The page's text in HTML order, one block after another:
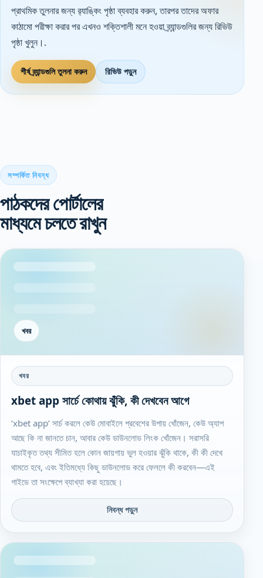
প্রাথমিক তুলনার জন্য র‌্যাঙ্কিং পৃষ্ঠা ব্যবহার করুন, তারপর তাদের অফার
কাঠামো পরীক্ষা করার পর এখনও শক্তিশালী মনে হওয়া ব্র্যান্ডগুলির জন্য রিভিউ
পৃষ্ঠা খুলুন।.
শীর্ষ ব্র্যান্ডগুলি তুলনা করুন রিভিউ পড়ুন
সম্পর্কিত নিবন্ধ
পাঠকদের পোর্টালের
মাধ্যমে চলতে রাখুন
খবর
খবর
xbet app সার্চে কোথায় ঝুঁকি, কী দেখবেন আগে
‘xbet app’ সার্চ করলে কেউ মোবাইলে প্রবেশের উপায় খোঁজেন, কেউ অ্যাপ
আছে কি না জানতে চান, আবার কেউ ডাউনলোড লিংক খোঁজেন। সরাসরি
যাচাইকৃত তথ্য সীমিত হলে কোন জায়গায় ভুল হওয়ার ঝুঁকি থাকে, কী কী দেখে
থামতে হবে, এবং ইতিমধ্যে কিছু ডাউনলোড করে ফেললে কী করবেন—এই
গাইডে তা সংক্ষেপে ব্যাখ্যা করা হয়েছে।
নিবন্ধ পড়ুন